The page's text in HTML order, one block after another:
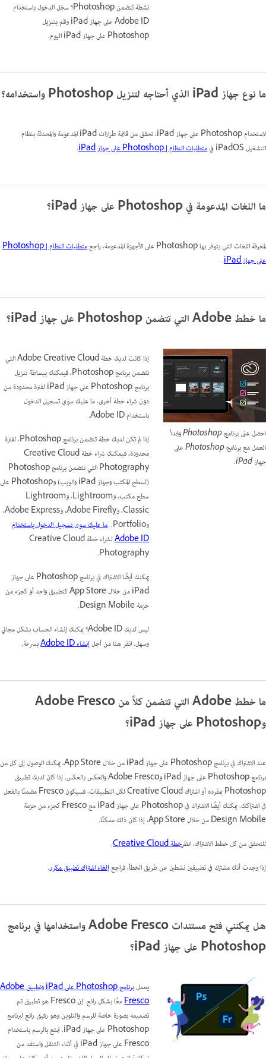
نشطة تتضمن Photoshop؟ سجّل الدخول باستخدام
Adobe ID على جهاز iPad وقم بتنزيل
Photoshop على جهاز iPad اليوم.
ما نوع جهاز iPad الذي أحتاجه لتنزيل Photoshop واستخدامه؟
لاستخدام Photoshop على جهاز iPad، تحقق من قائمة طرازات iPad المدعومة والمحدثة بنظام
التشغيل iPadOS في
متطلبات النظام | Photoshop على جهاز iPad .
ما اللغات المدعومة في Photoshop على جهاز iPad؟
لمعرفة اللغات التي يتوفر بها Photoshop على الأجهزة المدعومة، راجع
متطلبات النظام | Photoshop
على جهاز iPad
.
ما خطط Adobe التي تتضمن Photoshop على جهاز iPad؟
احصل على برنامج Photoshop وابدأ
العمل مع برنامج Photoshop على
جهاز iPad.
إذا كانت لديك خطة Adobe Creative Cloud التي
تتضمن برنامج Photoshop، فيمكنك ببساطة تنزيل
برنامج Photoshop على جهاز iPad لفترة محدودة من
دون شراء خطة أخرى، ما عليك سوى تسجيل الدخول
باستخدام Adobe ID.
إذا لم تكن لديك خطة تتضمن برنامج Photoshop، لفترة
محدودة، فيمكنك شراء خطة Creative Cloud
Photography التي تتضمن برنامج Photoshop
(لسطح المكتب وجهاز iPad والويب) وPhotoshop على
سطح مكتب،
وLightroom، وLightroom
Classic، وAdobe Firefly، وAdobe Express،
وPortfolio.
ما عليك سوى تسجيل الدخول باستخدام
Adobe ID
لشراء خطة Creative Cloud
Photography.
يمكنك أيضًا الاشتراك في برنامج Photoshop على جهاز
iPad من خلال App Store كتطبيق واحد أو كجزء من
حزمة Design Mobile.
ليس لديك Adobe ID؟ يمكنك إنشاء الحساب بشكل مجاني
وسهل. انقر هنا من أجلإنشاء Adobe ID بسرعة.
ما خطط Adobe التي تتضمن كلاً من Adobe Fresco
وPhotoshop على جهاز iPad؟
عند الاشتراك في برنامج Photoshop على جهاز iPad من خلال App Store، يمكنك الوصول إلى كل من
برنامج Photoshop على جهاز iPad وAdobe Fresco والعكس بالعكس. إذا كان لديك تطبيق
Photoshop بمفرده أو اشتراك Creative Cloud لكل التطبيقات، فسيكون Fresco مضمنًا بالفعل
في اشتراكك. يمكنك أيضًا الاشتراك في Photoshop على جهاز iPad مع Fresco كجزء من حزمة
Design Mobile من خلال App Store، إذا كان ذلك ممكنًا.
للتحقق من كل خطط الاشتراك، انظرخطة Creative Cloud
.
إذا وجدت أنك مشترك في تطبيقين نشطين عن طريق الخطأ، فراجعإلغاء اشتراك تطبيق مكرر.
هل يمكنني فتح مستندات Adobe Fresco واستخدامها في برنامج
Photoshop على جهاز iPad؟
يعملبرنامج Photoshop على iPad
وتطبيق Adobe
Fresco
معًا بشكل رائع. إن Fresco هو تطبيق تم
تصميمه بصورة خاصة للرسم والتلوين وهو رفيق رائع لبرنامج
Photoshop على جهاز iPad. تمتع بالرسم باستخدام
Fresco على جهاز iPad في أثناء التنقل واستفد من